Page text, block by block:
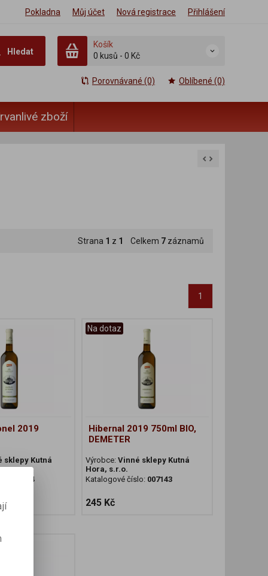
Pokladna Můj účet Nová registrace Přihlášení
Hledat
Košík
0 kusů - 0 Kč
Porovnávané (0) Oblíbené (0)
zboží
Strana 1 z 1 Celkem 7 záznamů
1
2019
sklepy Kutná
006974
Na dotaz
Hibernal 2019 750ml BIO,
DEMETER
Výrobce: Vinné sklepy Kutná
Hora, s.r.o.
Katalogové číslo: 007143
245 Kč